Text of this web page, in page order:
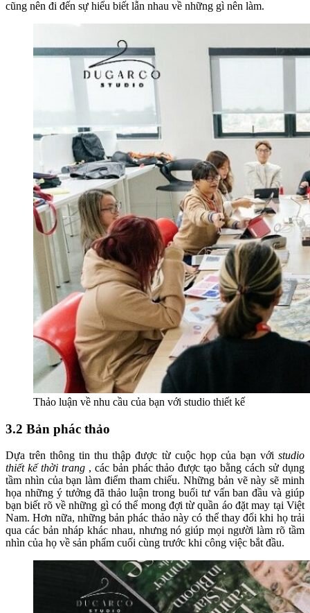
cũng nên đi đến sự hiểu biết lẫn nhau về những gì nên làm.
Thảo luận về nhu cầu của bạn với studio thiết kế
3.2 Bản phác thảo
Dựa trên thông tin thu thập được từ cuộc họp của bạn với studio
thiết kế thời trang , các bản phác thảo được tạo bằng cách sử dụng
tầm nhìn của bạn làm điểm tham chiếu. Những bản vẽ này sẽ minh
họa những ý tưởng đã thảo luận trong buổi tư vấn ban đầu và giúp
bạn biết rõ về những gì có thể mong đợi từ quần áo đặt may tại Việt
Nam. Hơn nữa, những bản phác thảo này có thể thay đổi khi họ trải
qua các bản nháp khác nhau, nhưng nó giúp mọi người làm rõ tầm
nhìn của họ về sản phẩm cuối cùng trước khi công việc bắt đầu.